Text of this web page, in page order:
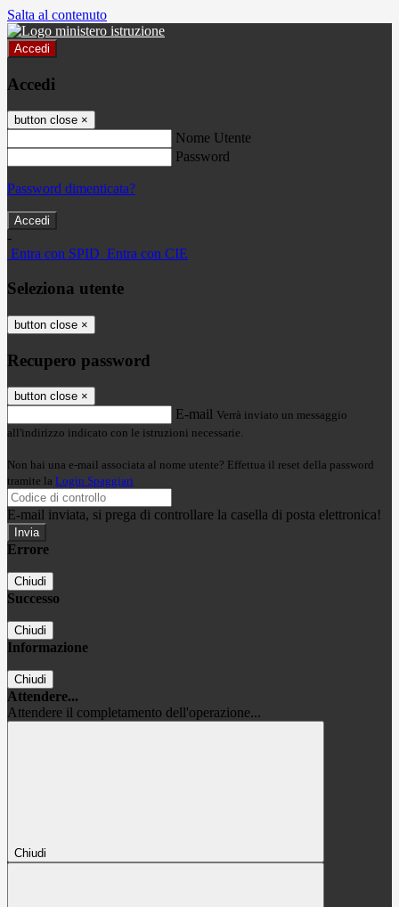
Salta al contenuto
Accedi
Accedi
button close ×
Nome Utente
Password
Password dimenticata?
-
Entra con SPID Entra con CIE
Seleziona utente
button close ×
Recupero password
button close ×
E-mail Verrà inviato un messaggio
all'indirizzo indicato con le istruzioni necessarie.
Non hai una e-mail associata al nome utente? Effettua il reset della password
tramite la Login Spaggiari
E-mail inviata, si prega di controllare la casella di posta elettronica!
Errore
Chiudi
Successo
Chiudi
Informazione
Chiudi
Attendere...
Attendere il completamento dell'operazione...
Chiudi